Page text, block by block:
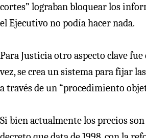
cortes” lograban bloquear los
el Ejecutivo no podía hacer nada.
Para Justicia otro aspecto clave
vez, se crea un sistema para fijar las
a través de un “procedimiento
Si bien actualmente los precios